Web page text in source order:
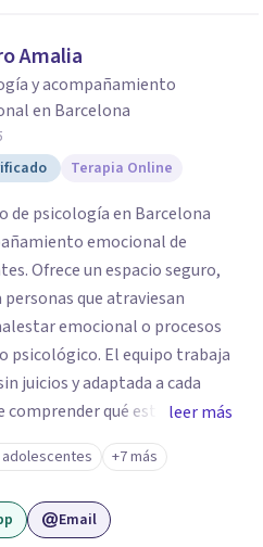
Amalia
y acompañamiento
en Barcelona
Terapia Online
de psicología en Barcelona
emocional de
Ofrece un espacio seguro,
que atraviesan
emocional o procesos
El equipo trabaja
juicios y adaptada a cada
qué está
para avanzar con
La intervención se realiza en
cuidando el ritmo y
En Centro
leer más
adolescentes +7 más
Email